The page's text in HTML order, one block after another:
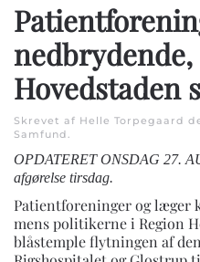
Hovedstaden
Skrevet af Helle Torpegaard
Samfund.
OPDATERET ONSDAG 27.
afgørelse tirsdag.
Patientforeninger og læger
mens politikerne i Region
blåstemple flytningen af